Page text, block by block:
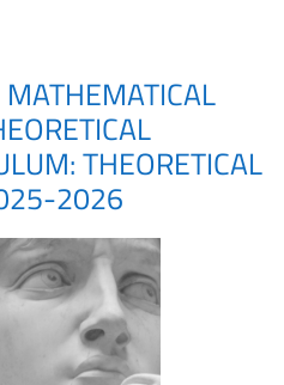
THEORETICAL
2026